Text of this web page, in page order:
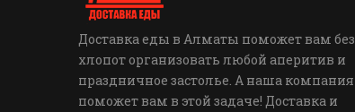
Доставка еды в Алматы поможет вам без
хлопот организовать любой аперитив и
праздничное застолье. А наша компания
поможет вам в этой задаче! Доставка и